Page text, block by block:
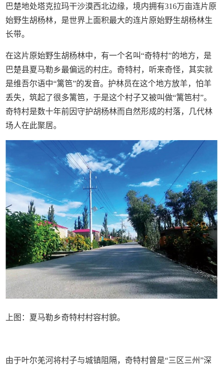
巴楚地处塔克拉玛干沙漠西北边缘，境内拥有316万亩连片原
始野生胡杨林，是世界上面积最大的连片原始野生胡杨林生
长带。
在这片原始野生胡杨林中，有一个名叫“奇特村”的地方，是
巴楚县夏马勒乡最偏远的村庄。奇特村，听来奇怪，其实就
是维吾尔语中“篱笆”的发音。护林员在这个地方放羊，怕羊
丢失，筑起了很多篱笆，于是这个村子又被叫做“篱笆村”。
奇特村是数十年前因守护胡杨林而自然形成的村落，几代林
场人在此聚居。
上图：夏马勒乡奇特村村容村貌。
由于叶尔羌河将村子与城镇阻隔，奇特村曾是“三区三州”深